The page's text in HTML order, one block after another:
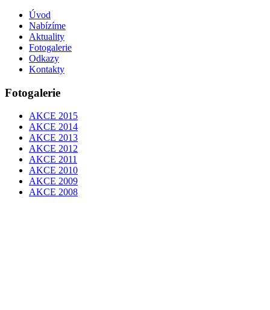
Úvod
Nabízíme
Aktuality
Fotogalerie
Odkazy
Kontakty
Fotogalerie
AKCE 2015
AKCE 2014
AKCE 2013
AKCE 2012
AKCE 2011
AKCE 2010
AKCE 2009
AKCE 2008